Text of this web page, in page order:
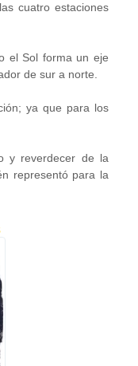
cuatro estaciones
el Sol forma un eje
de sur a norte.
ya que para los
y reverdecer de la
representó para la